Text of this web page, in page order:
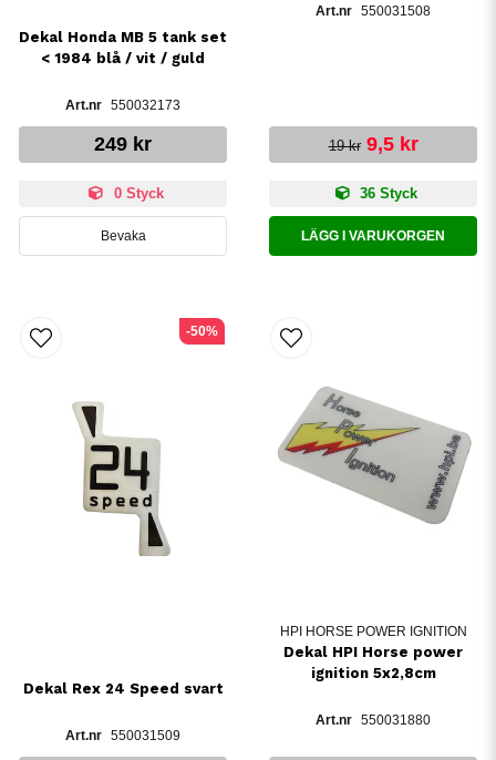
Dekal Honda MB 5 tank set
< 1984 blå / vit / guld
550032173
249 kr
0 Styck
Bevaka
550031508
19 kr 9,5 kr
36 Styck
LÄGG I VARUKORGEN
Dekal Rex 24 Speed svart
550031509
-50%
HPI HORSE POWER IGNITION
Dekal HPI Horse power
ignition 5x2,8cm
550031880